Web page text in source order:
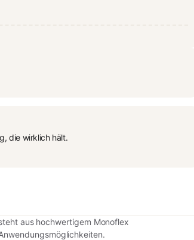
die wirklich hält.
aus hochwertigem Monoflex